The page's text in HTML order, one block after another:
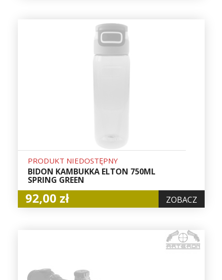
PRODUKT NIEDOSTĘPNY
BIDON KAMBUKKA ELTON 750ML
SPRING GREEN
92,00 zł ZOBACZ